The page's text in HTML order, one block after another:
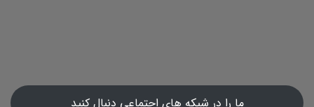
ما را در شبکه های اجتماعی دنبال کنید